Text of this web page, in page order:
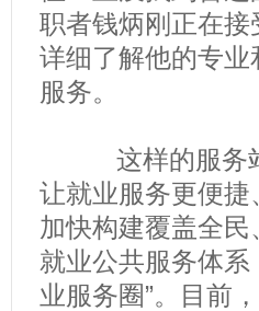
职者钱炳刚正在
详细了解他的专
服务。
这样的服务站
让就业服务更便
加快构建覆盖全
就业公共服务体系
业服务圈”。目前